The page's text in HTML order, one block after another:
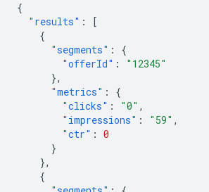
{
"results" :
[
{
"segments" :
{
"offerId" :
"12345"
},
"metrics" :
{
"clicks" : "0" ,
"impressions" : "59" ,
"ctr" : 0
}
},
{